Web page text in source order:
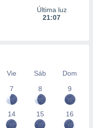
Última luz
21:07
Vie Sáb
Dom
7
8 9
14 15 16